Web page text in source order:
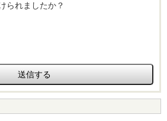
られましたか？